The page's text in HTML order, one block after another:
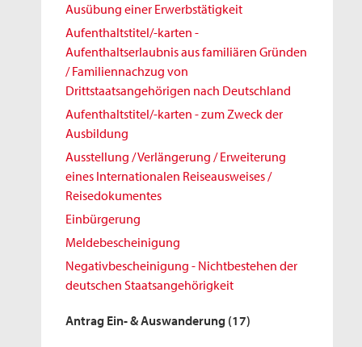
Ausübung einer Erwerbstätigkeit
Aufenthaltstitel/-karten -
Aufenthaltserlaubnis aus familiären Gründen
/ Familiennachzug von
Drittstaatsangehörigen nach Deutschland
Aufenthaltstitel/-karten - zum Zweck der
Ausbildung
Ausstellung / Verlängerung / Erweiterung
eines Internationalen Reiseausweises /
Reisedokumentes
Einbürgerung
Meldebescheinigung
Negativbescheinigung - Nichtbestehen der
deutschen Staatsangehörigkeit
Antrag Ein- & Auswanderung (17)